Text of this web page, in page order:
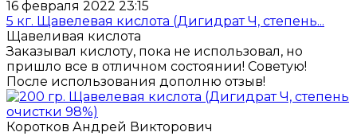
16 февраля 2022 23:15
5 кг. Щавелевая кислота (Дигидрат Ч, степень...
Щавеливая кислота
Заказывал кислоту, пока не использовал, но
пришло все в отличном состоянии! Советую!
После использования дополню отзыв!
Коротков Андрей Викторович